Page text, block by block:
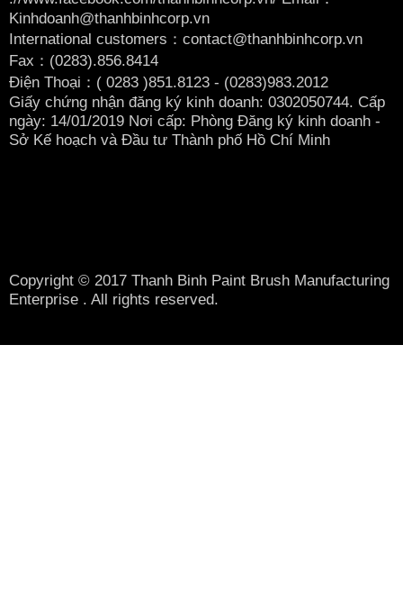
Kinhdoanh@thanhbinhcorp.vn
International customers：contact@thanhbinhcorp.vn
Fax：(0283).856.8414
Điện Thoại：( 0283 )851.8123 - (0283)983.2012
Giấy chứng nhận đăng ký kinh doanh: 0302050744. Cấp
ngày: 14/01/2019 Nơi cấp: Phòng Đăng ký kinh doanh -
Sở Kế hoạch và Đầu tư Thành phố Hồ Chí Minh
Copyright © 2017 Thanh Binh Paint Brush Manufacturing
Enterprise . All rights reserved.